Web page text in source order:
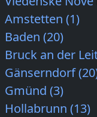
Amstetten (1)
Baden (20)
Bruck an der
Gänserndorf
Gmünd (3)
Hollabrunn (13)